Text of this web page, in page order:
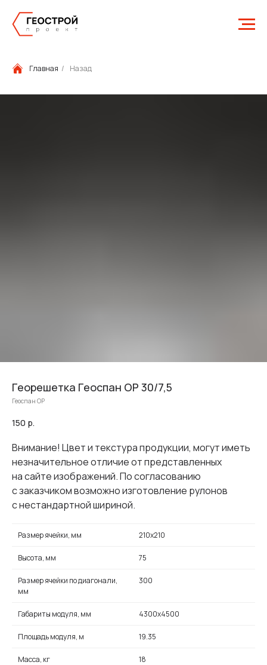
Главная / Назад
Георешетка Геоспан ОР 30/7,5
Геоспан ОР
150 р.
Внимание! Цвет и текстура продукции, могут иметь
незначительное отличие от представленных
на сайте изображений. По согласованию
с заказчиком возможно изготовление рулонов
с нестандартной шириной.
Размер ячейки, мм 210х210
Высота, мм 75
Размер ячейки по диагонали,
мм
300
Габариты модуля, мм 4300х4500
Площадь модуля, м 19.35
Масса, кг 18